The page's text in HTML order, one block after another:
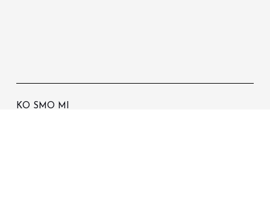
KO SMO MI